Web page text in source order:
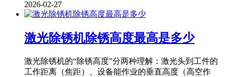
2026-02-27
激光除锈机除锈高度最高是多少
激光除锈机的“除锈高度”分两种理解：激光头到工件的
工作距离（焦距）、设备能作业的垂直高度（高空作